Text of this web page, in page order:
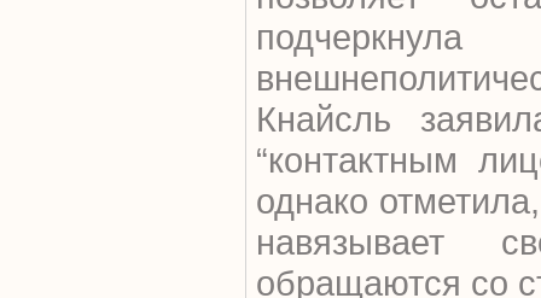
Кнайсль
“контактным
однако
навязывает
обращаются со